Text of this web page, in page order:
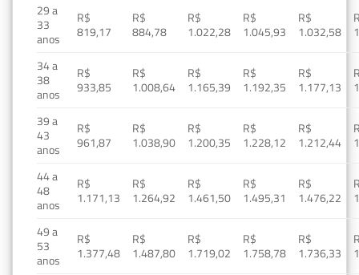
29 a
33
anos
R$
819,17
R$
884,78
R$
1.022,28
R$
1.045,93
R$
1.032,58
34 a
38
anos
R$
933,85
R$
1.008,64
R$
1.165,39
R$
1.192,35
R$
1.177,13
39 a
43
anos
R$
961,87
R$
1.038,90
R$
1.200,35
R$
1.228,12
R$
1.212,44
44 a
48
anos
R$
1.171,13
R$
1.264,92
R$
1.461,50
R$
1.495,31
R$
1.476,22
49 a
53
anos
R$
1.377,48
R$
1.487,80
R$
1.719,02
R$
1.758,78
R$
1.736,33